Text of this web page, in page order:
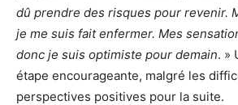
dû prendre des risques pour revenir.
je me suis fait enfermer. Mes
donc je suis optimiste pour demain. »
étape encourageante, malgré les
perspectives positives pour la suite.